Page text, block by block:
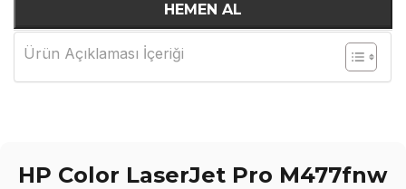
HEMEN AL
Ürün Açıklaması İçeriği
HP Color LaserJet Pro M477fnw